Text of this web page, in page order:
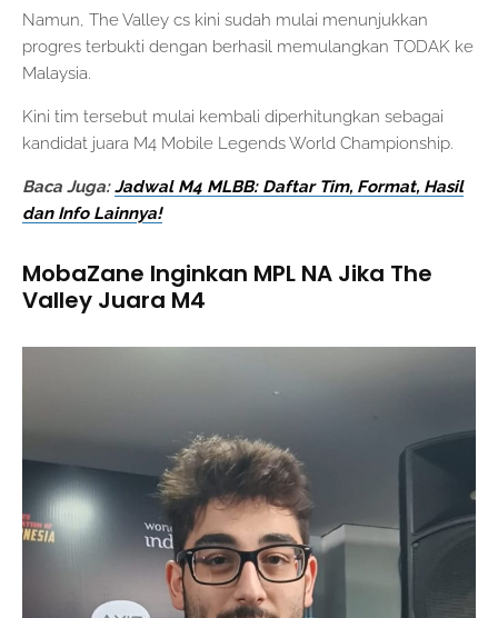
Namun, The Valley cs kini sudah mulai menunjukkan
progres terbukti dengan berhasil memulangkan TODAK ke
Malaysia.
Kini tim tersebut mulai kembali diperhitungkan sebagai
kandidat juara M4 Mobile Legends World Championship.
Baca Juga:Jadwal M4 MLBB: Daftar Tim, Format, Hasil
dan Info Lainnya!
MobaZane Inginkan MPL NA Jika The
Valley Juara M4